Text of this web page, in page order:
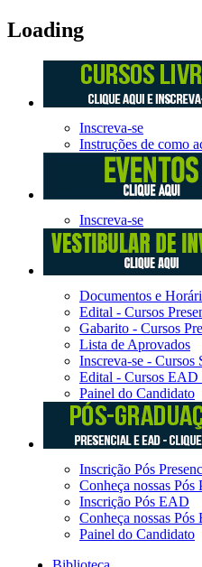
Loading
Inscreva-se
Instruções de como
Inscreva-se
Documentos e
Edital - Cursos
Gabarito - Cursos
Lista de Aprovados
Inscreva-se - Cursos
Edital - Cursos EAD
Painel do Candidato
Inscrição Pós
Conheça nossas Pós
Inscrição Pós EAD
Conheça nossas Pós
Painel do Candidato